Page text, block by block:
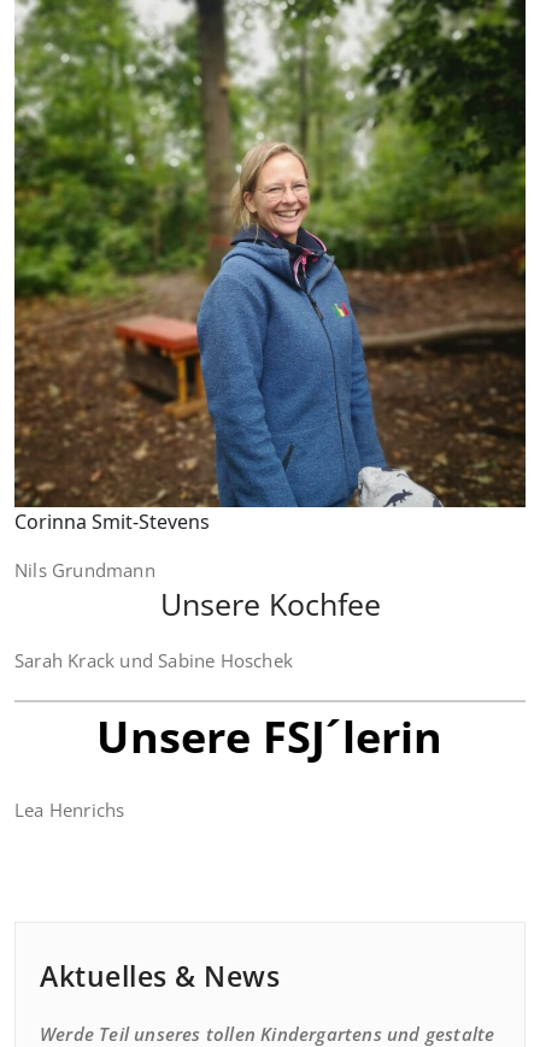
Corinna Smit-Stevens
Nils Grundmann
Unsere Kochfee
Sarah Krack und Sabine Hoschek
Unsere FSJ´lerin
Lea Henrichs
Aktuelles & News
Werde Teil unseres tollen Kindergartens und gestalte